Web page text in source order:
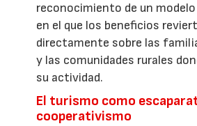
reconocimiento de un
en el que los beneficios
directamente sobre las
y las comunidades rurales
su actividad.
El turismo como
cooperativismo